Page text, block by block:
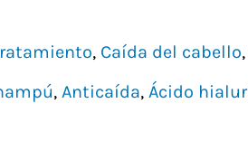
, Caída del cabello,
, Anticaída, Ácido